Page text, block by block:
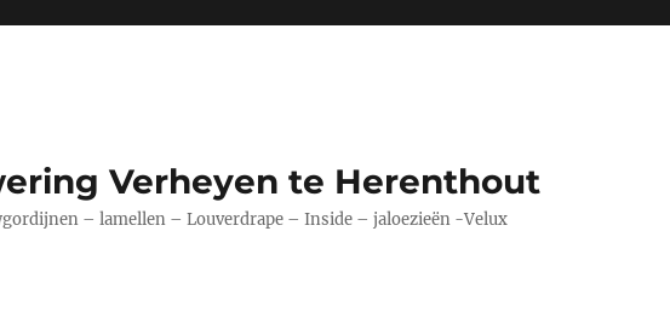
Verheyen te Herenthout
– lamellen – Louverdrape – Inside – jaloezieën -Velux